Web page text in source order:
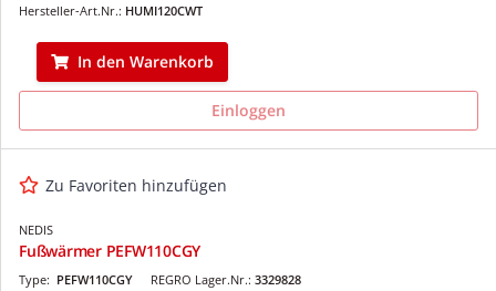
Hersteller-Art.Nr.: HUMI120CWT
In den Warenkorb
Einloggen
Zu Favoriten hinzufügen
NEDIS
Fußwärmer PEFW110CGY
REGRO Lager.Nr.: 3329828
Type: PEFW110CGY